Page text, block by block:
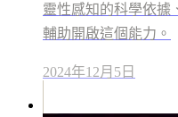
靈性感知的科學依據
輔助開啟這個能力。
2024年12月5日